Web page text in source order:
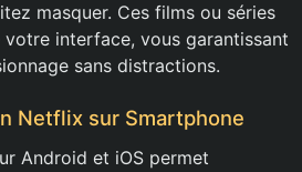
masquer. Ces films ou séries
interface, vous garantissant
sans distractions.
Netflix sur Smartphone
Android et iOS permet